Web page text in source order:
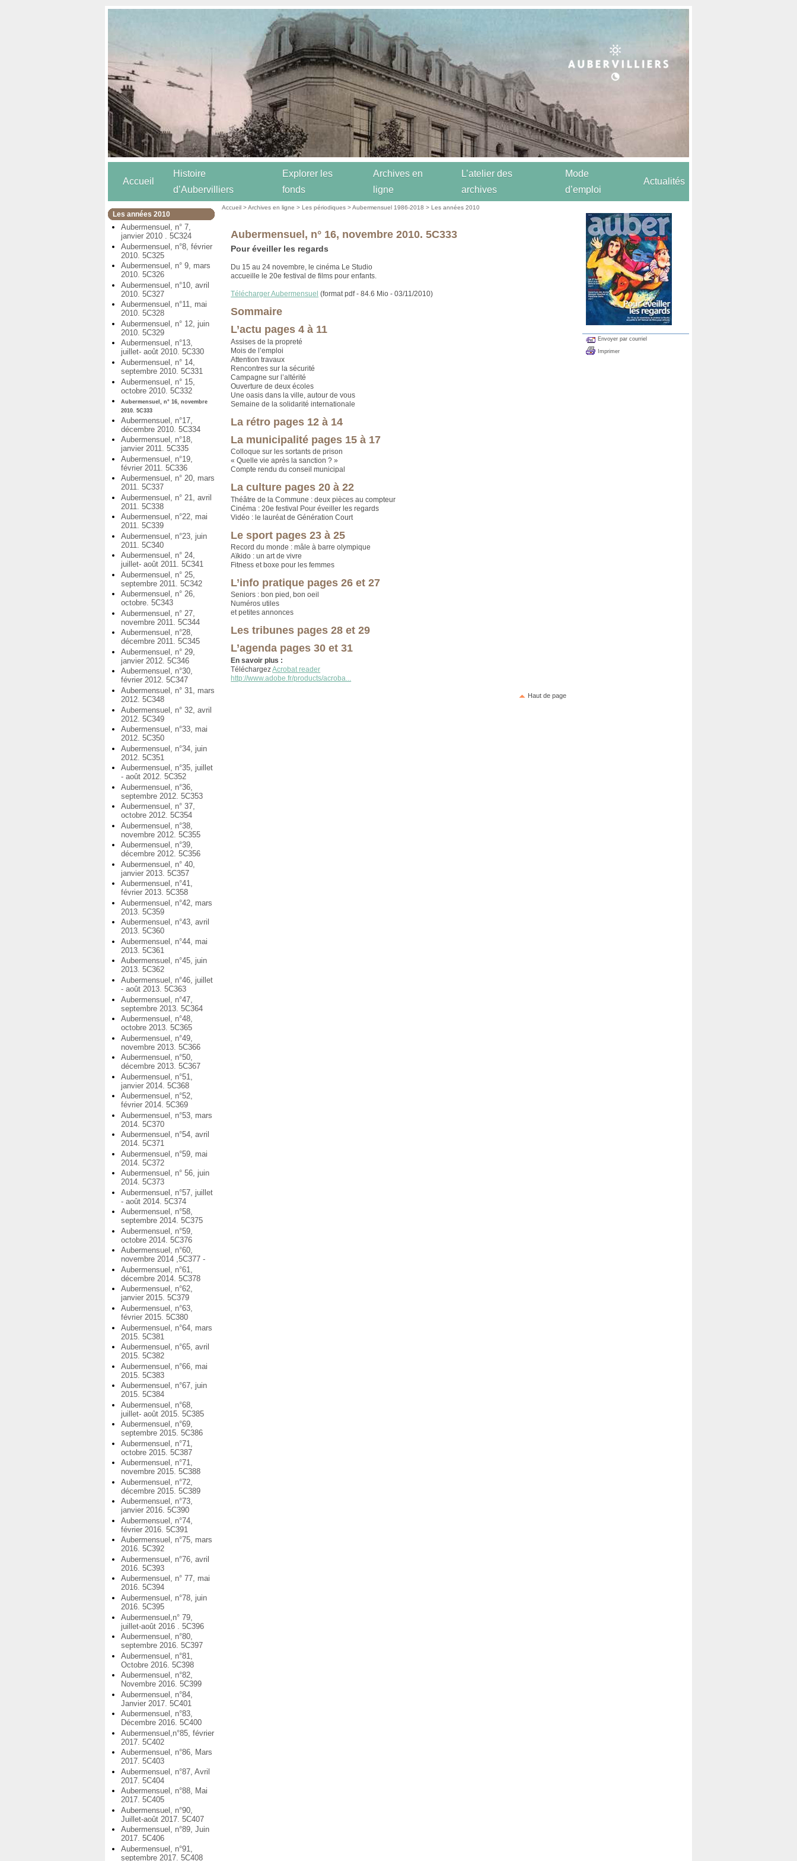
Accueil
Histoire
d’Aubervilliers
Explorer les
fonds
Archives en
ligne
L’atelier des
archives
Mode
d’emploi
Actualités
Les années 2010
Aubermensuel, n° 7,
janvier 2010 . 5C324
Aubermensuel, n°8, février
2010. 5C325
Aubermensuel, n° 9, mars
2010. 5C326
Aubermensuel, n°10, avril
2010. 5C327
Aubermensuel, n°11, mai
2010. 5C328
Aubermensuel, n° 12, juin
2010. 5C329
Aubermensuel, n°13,
juillet- août 2010. 5C330
Aubermensuel, n° 14,
septembre 2010. 5C331
Aubermensuel, n° 15,
octobre 2010. 5C332
Aubermensuel, n° 16, novembre
2010. 5C333
Aubermensuel, n°17,
décembre 2010. 5C334
Aubermensuel, n°18,
janvier 2011. 5C335
Aubermensuel, n°19,
février 2011. 5C336
Aubermensuel, n° 20, mars
2011. 5C337
Aubermensuel, n° 21, avril
2011. 5C338
Aubermensuel, n°22, mai
2011. 5C339
Aubermensuel, n°23, juin
2011. 5C340
Aubermensuel, n° 24,
juillet- août 2011. 5C341
Aubermensuel, n° 25,
septembre 2011. 5C342
Aubermensuel, n° 26,
octobre. 5C343
Aubermensuel, n° 27,
novembre 2011. 5C344
Aubermensuel, n°28,
décembre 2011. 5C345
Aubermensuel, n° 29,
janvier 2012. 5C346
Aubermensuel, n°30,
février 2012. 5C347
Aubermensuel, n° 31, mars
2012. 5C348
Aubermensuel, n° 32, avril
2012. 5C349
Aubermensuel, n°33, mai
2012. 5C350
Aubermensuel, n°34, juin
2012. 5C351
Aubermensuel, n°35, juillet
- août 2012. 5C352
Aubermensuel, n°36,
septembre 2012. 5C353
Aubermensuel, n° 37,
octobre 2012. 5C354
Aubermensuel, n°38,
novembre 2012. 5C355
Aubermensuel, n°39,
décembre 2012. 5C356
Aubermensuel, n° 40,
janvier 2013. 5C357
Aubermensuel, n°41,
février 2013. 5C358
Aubermensuel, n°42, mars
2013. 5C359
Aubermensuel, n°43, avril
2013. 5C360
Aubermensuel, n°44, mai
2013. 5C361
Aubermensuel, n°45, juin
2013. 5C362
Aubermensuel, n°46, juillet
- août 2013. 5C363
Aubermensuel, n°47,
septembre 2013. 5C364
Aubermensuel, n°48,
octobre 2013. 5C365
Aubermensuel, n°49,
novembre 2013. 5C366
Aubermensuel, n°50,
décembre 2013. 5C367
Aubermensuel, n°51,
janvier 2014. 5C368
Aubermensuel, n°52,
février 2014. 5C369
Aubermensuel, n°53, mars
2014. 5C370
Aubermensuel, n°54, avril
2014. 5C371
Aubermensuel, n°59, mai
2014. 5C372
Aubermensuel, n° 56, juin
2014. 5C373
Aubermensuel, n°57, juillet
- août 2014. 5C374
Aubermensuel, n°58,
septembre 2014. 5C375
Aubermensuel, n°59,
octobre 2014. 5C376
Aubermensuel, n°60,
novembre 2014 ,5C377 -
Aubermensuel, n°61,
décembre 2014. 5C378
Aubermensuel, n°62,
janvier 2015. 5C379
Aubermensuel, n°63,
février 2015. 5C380
Aubermensuel, n°64, mars
2015. 5C381
Aubermensuel, n°65, avril
2015. 5C382
Aubermensuel, n°66, mai
2015. 5C383
Aubermensuel, n°67, juin
2015. 5C384
Aubermensuel, n°68,
juillet- août 2015. 5C385
Aubermensuel, n°69,
septembre 2015. 5C386
Aubermensuel, n°71,
octobre 2015. 5C387
Aubermensuel, n°71,
novembre 2015. 5C388
Aubermensuel, n°72,
décembre 2015. 5C389
Aubermensuel, n°73,
janvier 2016. 5C390
Aubermensuel, n°74,
février 2016. 5C391
Aubermensuel, n°75, mars
2016. 5C392
Aubermensuel, n°76, avril
2016. 5C393
Aubermensuel, n° 77, mai
2016. 5C394
Aubermensuel, n°78, juin
2016. 5C395
Aubermensuel,n° 79,
juillet-août 2016 . 5C396
Aubermensuel, n°80,
septembre 2016. 5C397
Aubermensuel, n°81,
Octobre 2016. 5C398
Aubermensuel, n°82,
Novembre 2016. 5C399
Aubermensuel, n°84,
Janvier 2017. 5C401
Aubermensuel, n°83,
Décembre 2016. 5C400
Aubermensuel,n°85, février
2017. 5C402
Aubermensuel, n°86, Mars
2017. 5C403
Aubermensuel, n°87, Avril
2017. 5C404
Aubermensuel, n°88, Mai
2017. 5C405
Aubermensuel, n°90,
Juillet-août 2017. 5C407
Aubermensuel, n°89, Juin
2017. 5C406
Aubermensuel, n°91,
septembre 2017. 5C408
Accueil >Archives en ligne >Les périodiques >Aubermensuel 1986-2018 >Les années 2010
Aubermensuel, n° 16, novembre 2010. 5C333
Pour éveiller les regards
Du 15 au 24 novembre, le cinéma Le Studio
accueille le 20e festival de films pour enfants.
Télécharger Aubermensuel (format pdf - 84.6 Mio - 03/11/2010)
Sommaire
L’actu pages 4 à 11
Assises de la propreté
Mois de l’emploi
Attention travaux
Rencontres sur la sécurité
Campagne sur l’altérité
Ouverture de deux écoles
Une oasis dans la ville, autour de vous
Semaine de la solidarité internationale
La rétro pages 12 à 14
La municipalité pages 15 à 17
Colloque sur les sortants de prison
« Quelle vie après la sanction ? »
Compte rendu du conseil municipal
La culture pages 20 à 22
Théâtre de la Commune : deux pièces au compteur
Cinéma : 20e festival Pour éveiller les regards
Vidéo : le lauréat de Génération Court
Le sport pages 23 à 25
Record du monde : mâle à barre olympique
Aïkido : un art de vivre
Fitness et boxe pour les femmes
L’info pratique pages 26 et 27
Seniors : bon pied, bon oeil
Numéros utiles
et petites annonces
Les tribunes pages 28 et 29
L’agenda pages 30 et 31
En savoir plus :
TéléchargezAcrobat reader
http://www.adobe.fr/products/acroba...
Haut de page
Envoyer par courriel
Imprimer